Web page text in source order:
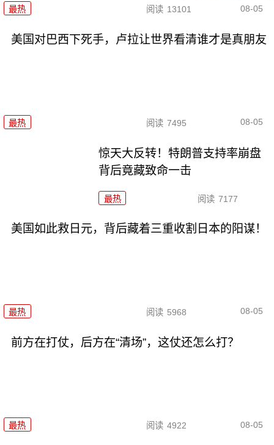
最热 阅读 13101 08-05
美国对巴西下死手，卢拉让世界看清谁才是真朋友
最热 阅读 7495 08-05
惊天大反转！特朗普支持率崩盘
背后竟藏致命一击
最热 阅读 7177
美国如此救日元，背后藏着三重收割日本的阳谋！
最热 阅读 5968 08-05
前方在打仗，后方在“清场”，这仗还怎么打？
最热 阅读 4922 08-05